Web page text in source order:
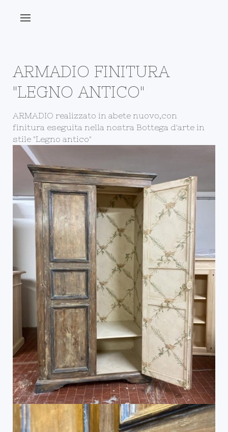
ARMADIO FINITURA
"LEGNO ANTICO"
ARMADIO realizzato in abete nuovo,con
finitura eseguita nella nostra Bottega d'arte in
stile "Legno antico"